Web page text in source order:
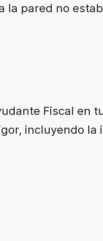
la pared no
Fiscal en
incluyendo la